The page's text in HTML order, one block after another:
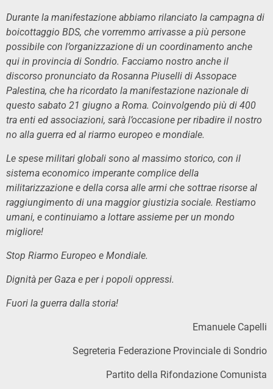
Durante la manifestazione abbiamo rilanciato la campagna di
boicottaggio BDS, che vorremmo arrivasse a più persone
possibile con l’organizzazione di un coordinamento anche
qui in provincia di Sondrio. Facciamo nostro anche il
discorso pronunciato da Rosanna Piuselli di Assopace
Palestina, che ha ricordato la manifestazione nazionale di
questo sabato 21 giugno a Roma. Coinvolgendo più di 400
tra enti ed associazioni, sarà l’occasione per ribadire il nostro
no alla guerra ed al riarmo europeo e mondiale.
Le spese militari globali sono al massimo storico, con il
sistema economico imperante complice della
militarizzazione e della corsa alle armi che sottrae risorse al
raggiungimento di una maggior giustizia sociale. Restiamo
umani, e continuiamo a lottare assieme per un mondo
migliore!
Stop Riarmo Europeo e Mondiale.
Dignità per Gaza e per i popoli oppressi.
Fuori la guerra dalla storia!
Emanuele Capelli
Segreteria Federazione Provinciale di Sondrio
Partito della Rifondazione Comunista